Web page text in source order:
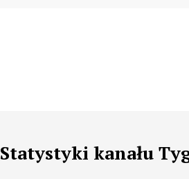
Statystyki kanału